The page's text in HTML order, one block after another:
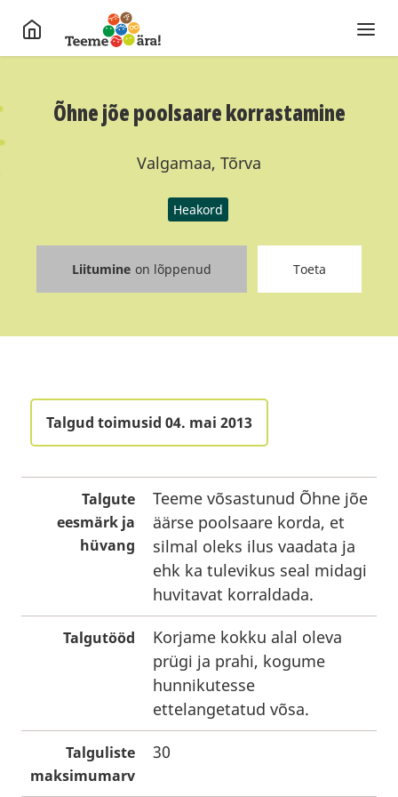
Õhne jõe poolsaare korrastamine
Valgamaa, Tõrva
Heakord
Liitumine on lõppenud Toeta
Talgud toimusid 04. mai 2013
Talgute
eesmärk ja
hüvang
Teeme võsastunud Õhne jõe
äärse poolsaare korda, et
silmal oleks ilus vaadata ja
ehk ka tulevikus seal midagi
huvitavat korraldada.
Talgutööd
Korjame kokku alal oleva
prügi ja prahi, kogume
hunnikutesse
ettelangetatud võsa.
Talguliste
maksimumarv
30